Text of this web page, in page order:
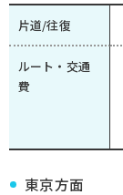
片道/往復
ルート・交通
費
東京方面